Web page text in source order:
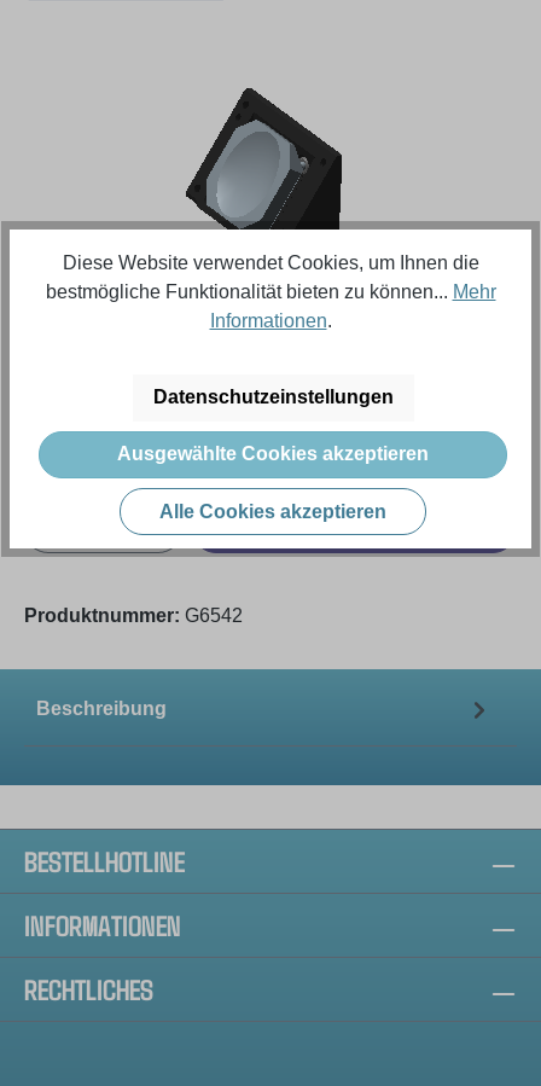
2.981,82 €
Preise exkl. MwSt. zzgl. Versandkosten
Produkt Anzahl: Gib den gewünschten
In den Warenkorb
Produktnummer: G6542
Beschreibung
BESTELLHOTLINE
INFORMATIONEN
RECHTLICHES
Diese Website verwendet Cookies, um Ihnen die
bestmögliche Funktionalität bieten zu können... Mehr
Informationen.
Datenschutzeinstellungen
Ausgewählte Cookies akzeptieren
Alle Cookies akzeptieren